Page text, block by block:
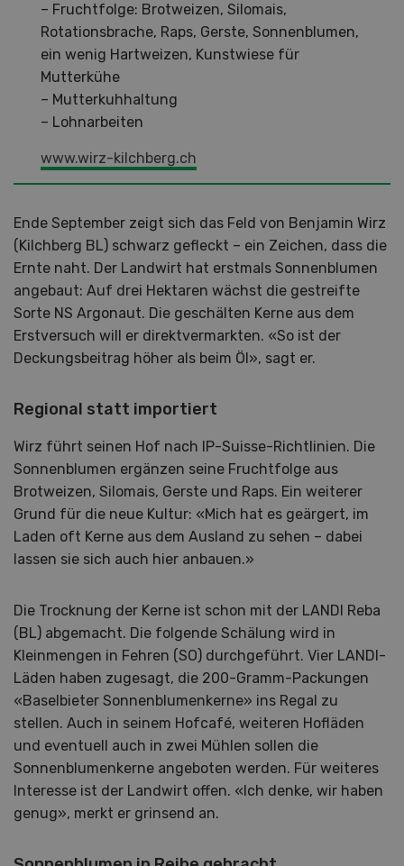
– Fruchtfolge: Brotweizen, Silomais,
Rotationsbrache, Raps, Gerste, Sonnenblumen,
ein wenig Hartweizen, Kunstwiese für
Mutterkühe
– Mutterkuhhaltung
– Lohnarbeiten
www.wirz-kilchberg.ch
Ende September zeigt sich das Feld von Benjamin Wirz
(Kilchberg BL) schwarz gefleckt – ein Zeichen, dass die
Ernte naht. Der Landwirt hat erstmals Sonnenblumen
angebaut: Auf drei Hektaren wächst die gestreifte
Sorte NS Argonaut. Die geschälten Kerne aus dem
Erstversuch will er direktvermarkten. «So ist der
Deckungsbeitrag höher als beim Öl», sagt er.
Regional statt importiert
Wirz führt seinen Hof nach IP-Suisse-Richtlinien. Die
Sonnenblumen ergänzen seine Fruchtfolge aus
Brotweizen, Silomais, Gerste und Raps. Ein weiterer
Grund für die neue Kultur: «Mich hat es geärgert, im
Laden oft Kerne aus dem Ausland zu sehen – dabei
lassen sie sich auch hier anbauen.»
Die Trocknung der Kerne ist schon mit der LANDI Reba
(BL) abgemacht. Die folgende Schälung wird in
Kleinmengen in Fehren (SO) durchgeführt. Vier LANDI-
Läden haben zugesagt, die 200-Gramm-Packungen
«Baselbieter Sonnenblumenkerne» ins Regal zu
stellen. Auch in seinem Hofcafé, weiteren Hofläden
und eventuell auch in zwei Mühlen sollen die
Sonnenblumenkerne angeboten werden. Für weiteres
Interesse ist der Landwirt offen. «Ich denke, wir haben
genug», merkt er grinsend an.